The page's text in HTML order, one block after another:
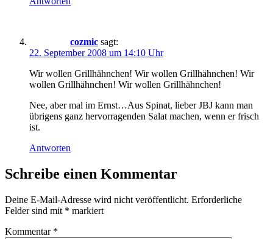
cozmic sagt:
22. September 2008 um 14:10 Uhr
Wir wollen Grillhähnchen! Wir wollen Grillhähnchen! Wir
wollen Grillhähnchen! Wir wollen Grillhähnchen!
Nee, aber mal im Ernst…Aus Spinat, lieber JBJ kann man
übrigens ganz hervorragenden Salat machen, wenn er frisch
ist.
Antworten
Schreibe einen Kommentar
Deine E-Mail-Adresse wird nicht veröffentlicht. Erforderliche
Felder sind mit * markiert
Kommentar *